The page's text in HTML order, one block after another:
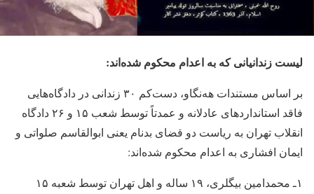
لیست زندانیانی که به اعدام محکوم شده‌اند:
بر اساس مستندات هه‌نگاو، دست‌کم ۳۰ زندانی در دادگاه‌هایی
فاقد استانداردهای عادلانه و عمدتاً توسط شعب ۱۵ و ۲۶ دادگاه
انقلاب تهران به ریاست دو قضای بدنام یعنی ابوالقاسم صلواتی و
ایمان افشاری به اعدام محکوم شده‌اند:
۱ـ محمدامین بیگلری، ۱۹ ساله و اهل تهران توسط شعبه ۱۵